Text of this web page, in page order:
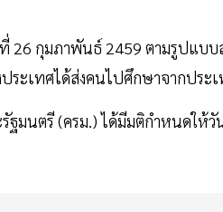
26 กุมภาพันธ์ 2459 ตามรูปแบ
ระเทศได้ส่งคนไปศึกษาจากประ
ฐมนตรี (ครม.) ได้มีมติกำหนดใ